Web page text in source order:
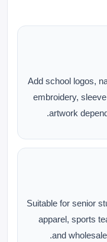
Add school logos,
embroidery,
artwork
Suitable for senior
apparel, sports
and